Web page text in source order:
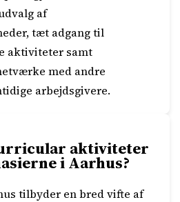
af
tæt adgang til
aktiviteter samt
med andre
arbejdsgivere.
aktiviteter
i Aarhus?
tilbyder en bred vifte af